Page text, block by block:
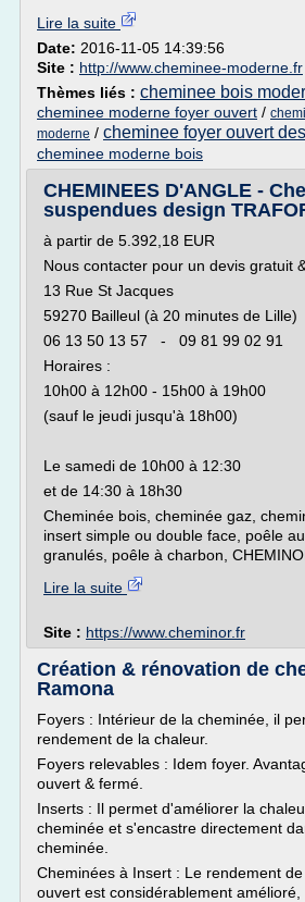
Lire la suite
Date: 2016-11-05 14:39:56
Site : http://www.cheminee-moderne.fr
Thèmes liés : cheminee bois
cheminee moderne foyer ouvert /
moderne / cheminee foyer ouvert
cheminee moderne bois
CHEMINEES D'ANGLE -
suspendues design
à partir de 5.392,18 EUR
Nous contacter pour un devis gratuit
13 Rue St Jacques
59270 Bailleul (à 20 minutes de Lille)
06 13 50 13 57 - 09 81 99 02 91
Horaires :
10h00 à 12h00 - 15h00 à 19h00
(sauf le jeudi jusqu'à 18h00)
Le samedi de 10h00 à 12:30
et de 14:30 à 18h30
Cheminée bois, cheminée gaz,
insert simple ou double face, poêle
granulés, poêle à charbon,
Lire la suite
Site : https://www.cheminor.fr
Création & rénovation de
Ramona
Foyers : Intérieur de la cheminée, il
rendement de la chaleur.
Foyers relevables : Idem foyer.
ouvert & fermé.
Inserts : Il permet d'améliorer la
cheminée et s'encastre directement
cheminée.
Cheminées à Insert : Le rendement
ouvert est considérablement